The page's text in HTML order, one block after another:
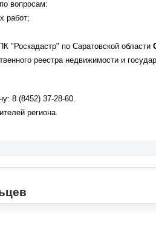
по вопросам:
работ;
"Роскадастр" по Саратовской области
реестра недвижимости и
8 (8452) 37-28-60.
региона.